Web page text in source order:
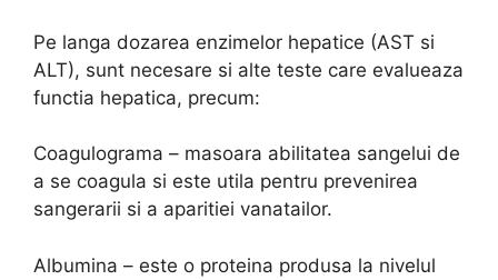
Pe langa dozarea enzimelor hepatice (AST si
ALT), sunt necesare si alte teste care evalueaza
functia hepatica, precum:
Coagulograma – masoara abilitatea sangelui de
a se coagula si este utila pentru prevenirea
sangerarii si a aparitiei vanatailor.
Albumina – este o proteina produsa la nivelul